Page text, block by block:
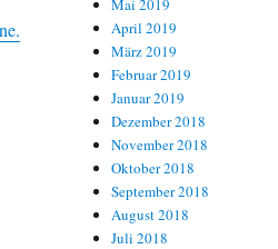
Mai 2019
April 2019
März 2019
Februar 2019
Januar 2019
Dezember 2018
November 2018
Oktober 2018
September 2018
August 2018
Juli 2018